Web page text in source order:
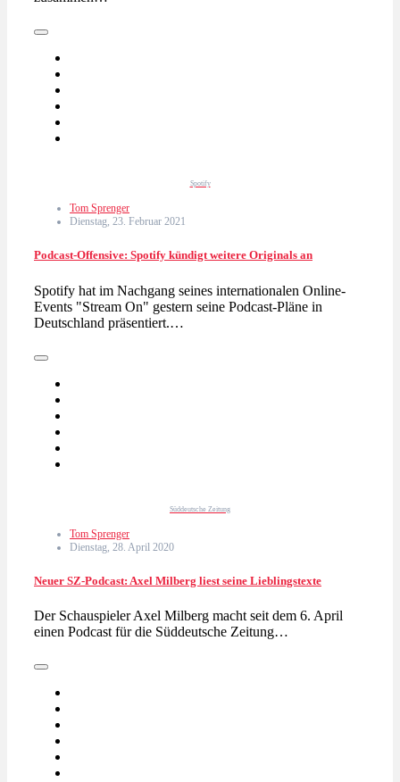
Spotify
Tom Sprenger
Dienstag, 23. Februar 2021
Podcast-Offensive: Spotify kündigt weitere Originals an
Spotify hat im Nachgang seines internationalen Online-
Events "Stream On" gestern seine Podcast-Pläne in
Deutschland präsentiert.…
Süddeutsche Zeitung
Tom Sprenger
Dienstag, 28. April 2020
Neuer SZ-Podcast: Axel Milberg liest seine Lieblingstexte
Der Schauspieler Axel Milberg macht seit dem 6. April
einen Podcast für die Süddeutsche Zeitung…